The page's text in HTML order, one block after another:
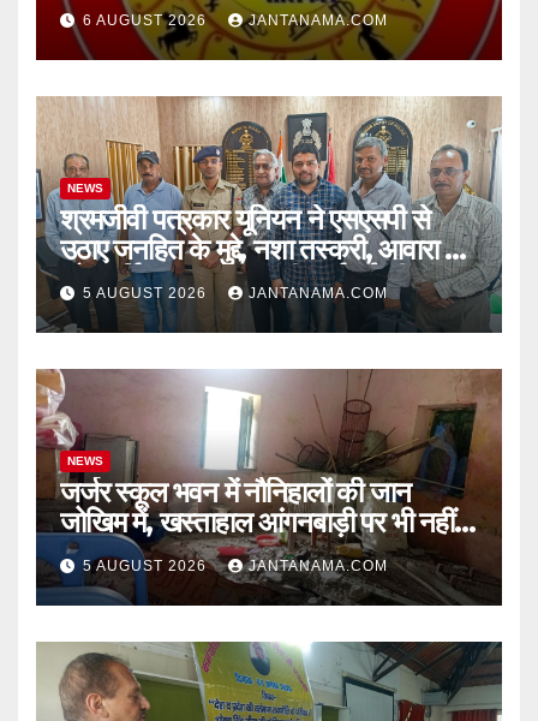
चुनौतियां और नए अवसर
6 AUGUST 2026 JANTANAMA.COM
NEWS
श्रमजीवी पत्रकार यूनियन ने एसएसपी से
उठाए जनहित के मुद्दे, नशा तस्करी, आवारा पशु
और पार्किंग व्यवस्था पर की कार्रवाई की मांग
5 AUGUST 2026 JANTANAMA.COM
NEWS
जर्जर स्कूल भवन में नौनिहालों की जान
जोखिम में, खस्ताहाल आंगनबाड़ी पर भी नहीं
जागा प्रशासन
5 AUGUST 2026 JANTANAMA.COM